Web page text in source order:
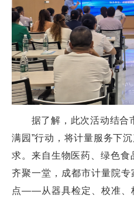
据了解，此次活动结合
满园”行动，将计量服务下
求。来自生物医药、绿色
齐聚一堂，成都市计量院
点——从器具检定、校准、